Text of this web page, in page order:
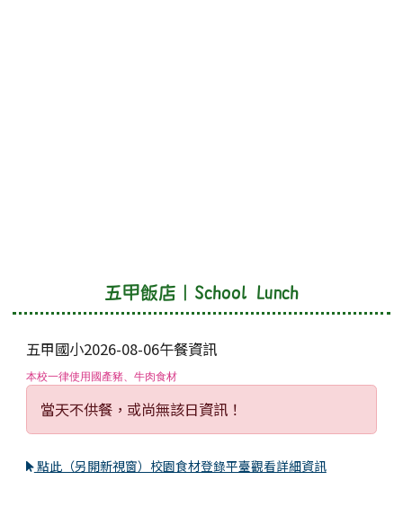
五甲飯店｜School Lunch
五甲國小2026-08-06午餐資訊
本校一律使用國產豬、牛肉食材
當天不供餐，或尚無該日資訊！
點此（另開新視窗）校園食材登錄平臺觀看詳細資訊